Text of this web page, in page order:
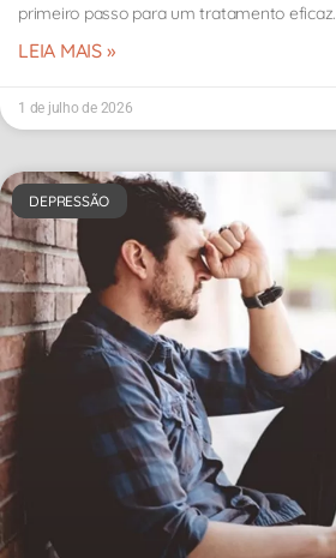
primeiro passo para um tratamento eficaz.
LEIA MAIS »
1 de julho de 2026
DEPRESSÃO